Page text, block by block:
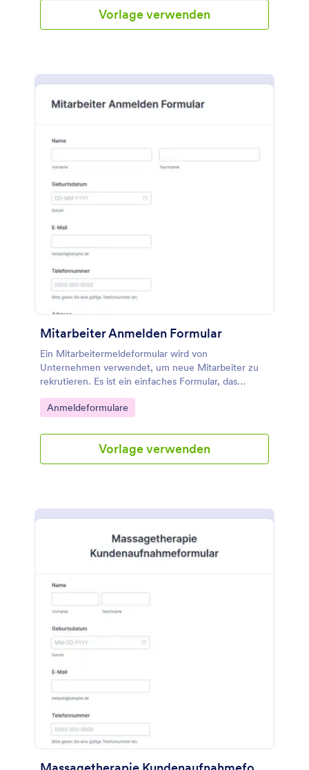
Vorlage verwenden
Mitarbeiter Anmelden Formular
Ein Mitarbeitermeldeformular wird von
Unternehmen verwendet, um neue Mitarbeiter zu
rekrutieren. Es ist ein einfaches Formular, das
grundlegende Informationen wie Name, Adresse,
Telefonnummer usw.
Go to Category:
Anmeldeformulare
Vorlage verwenden